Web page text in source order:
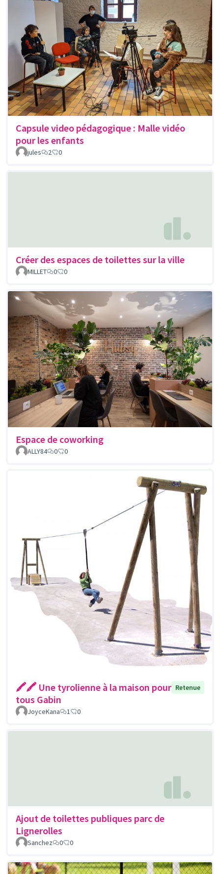
Capsule video pédagogique : Malle vidéo
pour les enfants
jules 2 0
Créer des espaces de toilettes sur la ville
MILLET 0 0
Espace de coworking
ALLY84 0 0
🖍🖍 Une tyrolienne à la maison pour
tous Gabin
Retenue
JoyceKana 1 0
Ajout de toilettes publiques parc de
Lignerolles
Sanchez 0 0